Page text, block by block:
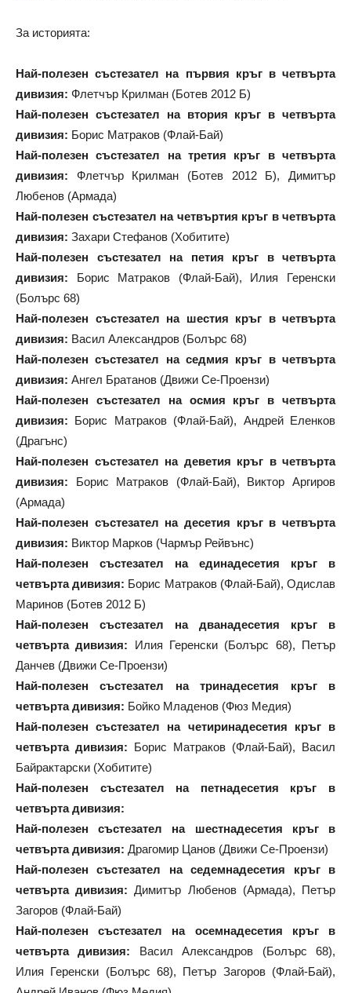
За историята:
Най-полезен състезател на първия кръг в четвърта
дивизия: Флетчър Крилман (Ботев 2012 Б)
Най-полезен състезател на втория кръг в четвърта
дивизия: Борис Матраков (Флай-Бай)
Най-полезен състезател на третия кръг в четвърта
дивизия: Флетчър Крилман (Ботев 2012 Б), Димитър
Любенов (Армада)
Най-полезен състезател на четвъртия кръг в четвърта
дивизия: Захари Стефанов (Хобитите)
Най-полезен състезател на петия кръг в четвърта
дивизия: Борис Матраков (Флай-Бай), Илия Геренски
(Болърс 68)
Най-полезен състезател на шестия кръг в четвърта
дивизия: Васил Александров (Болърс 68)
Най-полезен състезател на седмия кръг в четвърта
дивизия: Ангел Братанов (Движи Се-Проензи)
Най-полезен състезател на осмия кръг в четвърта
дивизия: Борис Матраков (Флай-Бай), Андрей Еленков
(Драгънс)
Най-полезен състезател на деветия кръг в четвърта
дивизия: Борис Матраков (Флай-Бай), Виктор Аргиров
(Армада)
Най-полезен състезател на десетия кръг в четвърта
дивизия: Виктор Марков (Чармър Рейвънс)
Най-полезен състезател на единадесетия кръг в
четвърта дивизия: Борис Матраков (Флай-Бай), Одислав
Маринов (Ботев 2012 Б)
Най-полезен състезател на дванадесетия кръг в
четвърта дивизия: Илия Геренски (Болърс 68), Петър
Данчев (Движи Се-Проензи)
Най-полезен състезател на тринадесетия кръг в
четвърта дивизия: Бойко Младенов (Фюз Медия)
Най-полезен състезател на четиринадесетия кръг в
четвърта дивизия: Борис Матраков (Флай-Бай), Васил
Байрактарски (Хобитите)
Най-полезен състезател на петнадесетия кръг в
четвърта дивизия:
Най-полезен състезател на шестнадесетия кръг в
четвърта дивизия: Драгомир Цанов (Движи Се-Проензи)
Най-полезен състезател на седемнадесетия кръг в
четвърта дивизия: Димитър Любенов (Армада), Петър
Загоров (Флай-Бай)
Най-полезен състезател на осемнадесетия кръг в
четвърта дивизия: Васил Александров (Болърс 68),
Илия Геренски (Болърс 68), Петър Загоров (Флай-Бай),